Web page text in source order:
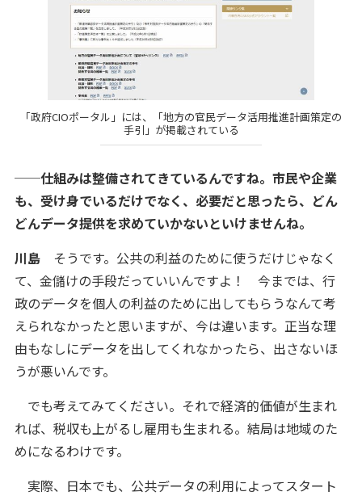
「政府CIOポータル」には、「地方の官民データ活用推進計画策定の
手引」が掲載されている
──仕組みは整備されてきているんですね。市民や企業
も、受け身でいるだけでなく、必要だと思ったら、どん
どんデータ提供を求めていかないといけませんね。
川島 そうです。公共の利益のために使うだけじゃなく
て、金儲けの手段だっていいんですよ！ 今までは、行
政のデータを個人の利益のために出してもらうなんて考
えられなかったと思いますが、今は違います。正当な理
由もなしにデータを出してくれなかったら、出さないほ
うが悪いんです。
でも考えてみてください。それで経済的価値が生まれ
れば、税収も上がるし雇用も生まれる。結局は地域のた
めになるわけです。
実際、日本でも、公共データの利用によってスタート